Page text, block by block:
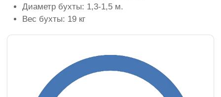
Диаметр бухты: 1,3-1,5 м.
Вес бухты: 19 кг